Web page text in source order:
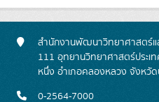
สำนักงานพัฒนาวิทยาศาสตร์แ
111 อุทยานวิทยาศาสตร์ประ
หนึ่ง อำเภอคลองหลวง จังหวั
0-2564-7000